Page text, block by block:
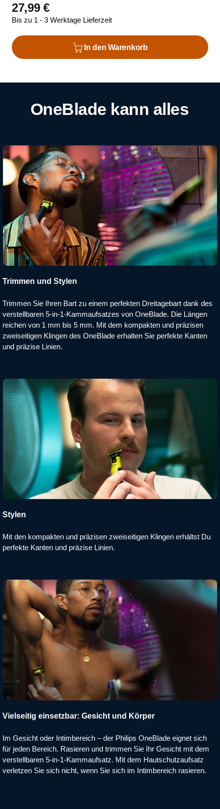
27,99 €
Bis zu 1 - 3 Werktage Lieferzeit
In den Warenkorb
OneBlade kann alles
Trimmen und Stylen
Trimmen Sie Ihren Bart zu einem perfekten Dreitagebart dank des
verstellbaren 5-in-1-Kammaufsatzes von OneBlade. Die Längen
reichen von 1 mm bis 5 mm. Mit dem kompakten und präzisen
zweiseitigen Klingen des OneBlade erhalten Sie perfekte Kanten
und präzise Linien.
Stylen
Mit den kompakten und präzisen zweiseitigen Klingen erhältst Du
perfekte​ Kanten und präzise Linien.
Vielseitig einsetzbar: Gesicht und Körper
Im Gesicht oder Intimbereich – der Philips OneBlade eignet sich
für jeden Bereich. Rasieren und trimmen Sie Ihr Gesicht mit dem
verstellbaren 5-in-1-Kammaufsatz. Mit dem Hautschutzaufsatz
verletzen Sie sich nicht, wenn Sie sich im Intimbereich rasieren.